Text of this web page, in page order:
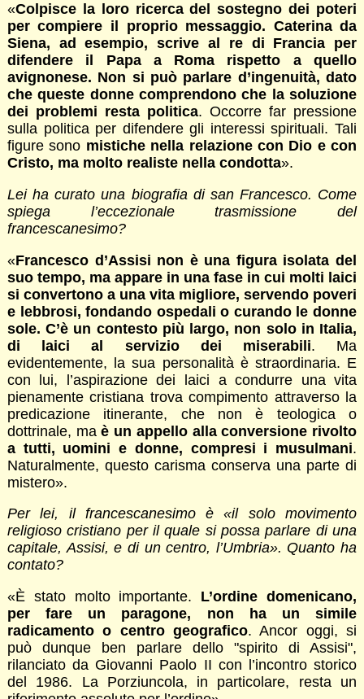
«Colpisce la loro ricerca del sostegno dei poteri
per compiere il proprio messaggio. Caterina da
Siena, ad esempio, scrive al re di Francia per
difendere il Papa a Roma rispetto a quello
avignonese. Non si può parlare d’ingenuità, dato
che queste donne comprendono che la soluzione
dei problemi resta politica. Occorre far pressione
sulla politica per difendere gli interessi spirituali. Tali
figure sono mistiche nella relazione con Dio e con
Cristo, ma molto realiste nella condotta».
Lei ha curato una biografia di san Francesco. Come
spiega l’eccezionale trasmissione del
francescanesimo?
«Francesco d’Assisi non è una figura isolata del
suo tempo, ma appare in una fase in cui molti laici
si convertono a una vita migliore, servendo poveri
e lebbrosi, fondando ospedali o curando le donne
sole. C’è un contesto più largo, non solo in Italia,
di laici al servizio dei miserabili. Ma
evidentemente, la sua personalità è straordinaria. E
con lui, l’aspirazione dei laici a condurre una vita
pienamente cristiana trova compimento attraverso la
predicazione itinerante, che non è teologica o
dottrinale, maè un appello alla conversione rivolto
a tutti, uomini e donne, compresi i musulmani.
Naturalmente, questo carisma conserva una parte di
mistero».
Per lei, il francescanesimo è «il solo movimento
religioso cristiano per il quale si possa parlare di una
capitale, Assisi, e di un centro, l’Umbria». Quanto ha
contato?
«È stato molto importante. L’ordine domenicano,
per fare un paragone, non ha un simile
radicamento o centro geografico. Ancor oggi, si
può dunque ben parlare dello "spirito di Assisi",
rilanciato da Giovanni Paolo II con l’incontro storico
del 1986. La Porziuncola, in particolare, resta un